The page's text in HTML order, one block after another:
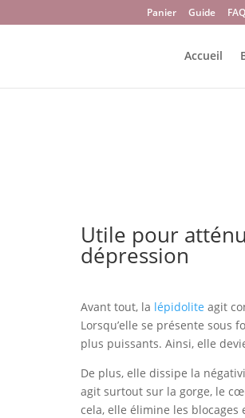
Panier Guide FAQ
Accueil
Utile pour
dépression
Avant tout, la lépidolite agit
Lorsqu’elle se présente sous
plus puissants. Ainsi, elle
De plus, elle dissipe la
agit surtout sur la gorge, le
cela, elle élimine les